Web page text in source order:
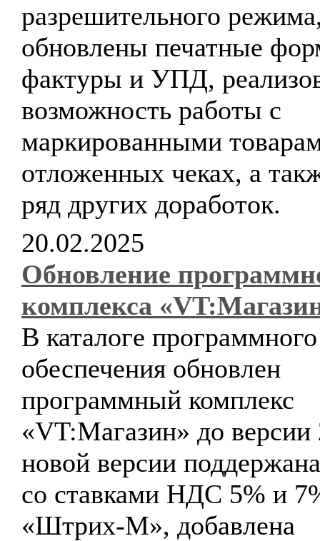
разрешительного
обновлены печатные
фактуры и УПД,
возможность работы с
маркированными
отложенных чеках, а
ряд других доработок.
20.02.2025
Обновление
комплекса
В каталоге программного
обеспечения обновлен
программный комплекс
«VT:Магазин» до
новой версии
со ставками НДС 5% и
«Штрих-М», добавлена